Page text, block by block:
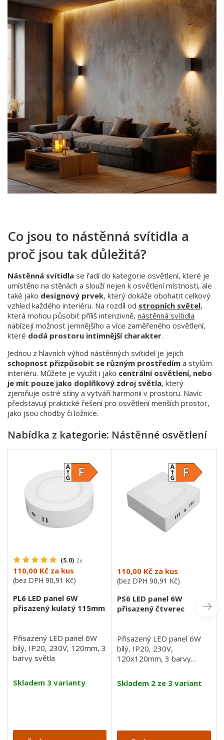
Co jsou to nástěnná svítidla a
proč jsou tak důležitá?
Nástěnná svítidla se řadí do kategorie osvětlení, které je
umístěno na stěnách a slouží nejen k osvětlení místnosti, ale
také jako designový prvek, který dokáže obohatit celkový
vzhled každého interiéru. Na rozdíl od stropních světel,
která mohou působit příliš intenzivně, nástěnná svítidla
nabízejí možnost jemnějšího a více zaměřeného osvětlení,
které dodá prostoru intimnější charakter.
Jednou z hlavních výhod nástěnných svítidel je jejich
schopnost přizpůsobit se různým prostředím a stylům
interiéru. Můžete je využít i jako centrální osvětlení, nebo
je mít pouze jako doplňkový zdroj světla, který
zjemňuje ostré stíny a vytváří harmonii v prostoru. Navíc
představují praktické řešení pro osvětlení menších prostor,
jako jsou chodby či ložnice.
Nabídka z kategorie: Nástěnné osvětlení
(5.0) 2x
110,00 Kč za kus
(bez DPH 90,91 Kč)
PL6 LED panel 6W
přisazený kulatý 115mm
Přisazený LED panel 6W
bílý, IP20, 230V, 120mm, 3
barvy světla
Skladem 3 varianty
110,00 Kč za kus
(bez DPH 90,91 Kč)
PS6 LED panel 6W
přisazený čtverec
Přisazený LED panel 6W
bílý, IP20, 230V,
120x120mm, 3 barvy
Skladem 2 ze 3 variant